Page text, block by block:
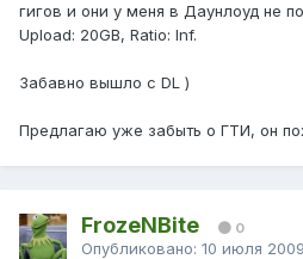
гигов и они у меня в Даунлоуд не
Upload: 20GB, Ratio: Inf.
Забавно вышло с DL )
Предлагаю уже забыть о ГТИ, он
FrozeNBite 0
Опубликовано: 10 июля 2009